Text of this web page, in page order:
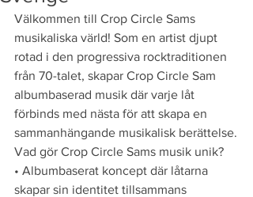
Välkommen till Crop Circle Sams
musikaliska värld! Som en artist djupt
rotad i den progressiva rocktraditionen
från 70-talet, skapar Crop Circle Sam
albumbaserad musik där varje låt
förbinds med nästa för att skapa en
sammanhängande musikalisk berättelse.
Vad gör Crop Circle Sams musik unik?
• Albumbaserat koncept där låtarna
skapar sin identitet tillsammans